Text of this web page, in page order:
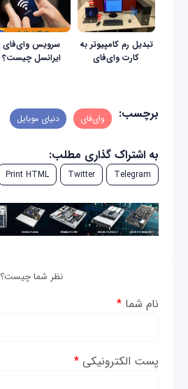
تبدیل رم کامپیوتر به
کارت وای‌فای
سرویس وای‌فای
ایرانسل چیست؟
برچسب: وای‌فای دنیای موبایل
به اشتراک گذاری مطلب:
Telegram
Twitter
Print HTML
نظر شما چیست؟
نام شما*
پست الکترونیکی*